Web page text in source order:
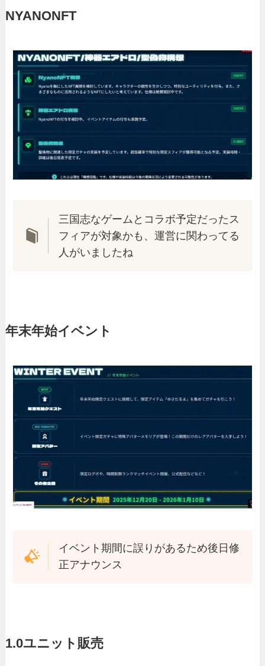
NYANONFT
三国志なゲームとコラボ予定だったス
フィアが対象かも、運営に関わってる
人がいましたね
年末年始イベント
イベント期間に誤りがあるため後日修
正アナウンス
1.0ユニット販売